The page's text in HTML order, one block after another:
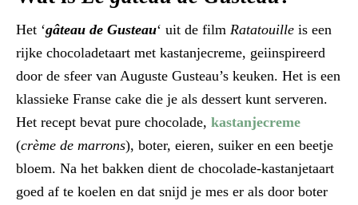
Het ‘gâteau de Gusteau‘ uit de film Ratatouille is een
rijke chocoladetaart met kastanjecreme, geiinspireerd
door de sfeer van Auguste Gusteau’s keuken. Het is een
klassieke Franse cake die je als dessert kunt serveren.
Het recept bevat pure chocolade, kastanjecreme
(crème de marrons), boter, eieren, suiker en een beetje
bloem. Na het bakken dient de chocolade-kastanjetaart
goed af te koelen en dat snijd je mes er als door boter